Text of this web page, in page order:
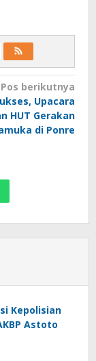
Pos berikutnya
Upacara
HUT Gerakan
di Ponre
Kepolisian
Astoto